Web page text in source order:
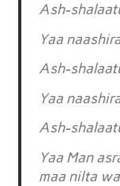
Ash-
Yaa
Ash-
Yaa
Ash-
Yaa Man
maa nilta